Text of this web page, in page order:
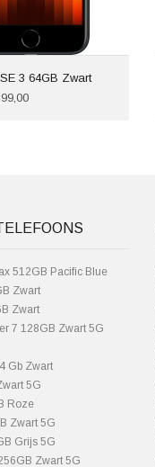
3 64GB Zwart
512GB Pacific Blue
Zwart
Zwart
7 128GB Zwart 5G
Gb Zwart
5G
Roze
Zwart 5G
Grijs 5G
Zwart 5G